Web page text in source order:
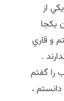
از
يكجا
و قاري
.
را گفتم
،